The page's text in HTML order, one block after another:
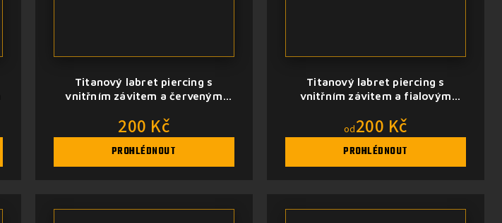
Titanový labret piercing s
vnitřním závitem a červeným
200 Kč
PROHLÉDNOUT
Titanový labret piercing s
vnitřním závitem a fialovým
od200 Kč
PROHLÉDNOUT